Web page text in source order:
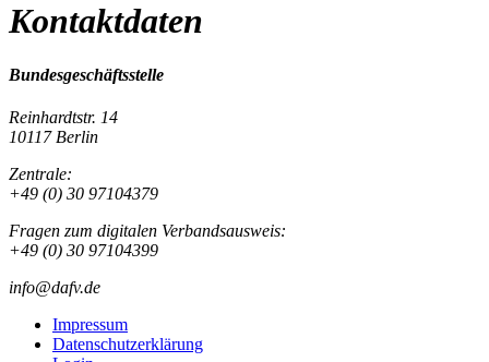
Kontaktdaten
Bundesgeschäftsstelle
Reinhardtstr. 14
10117 Berlin
Zentrale:
+49 (0) 30 97104379
Fragen zum digitalen Verbandsausweis:
+49 (0) 30 97104399
info@dafv.de
Impressum
Datenschutzerklärung